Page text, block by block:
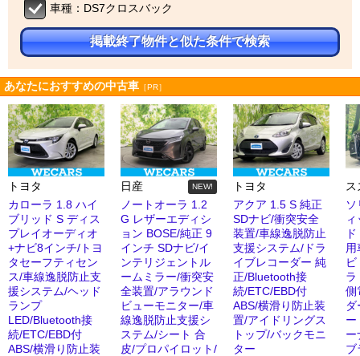
車種：DS7クロスバック
掲載終了物件と似た条件で検索
あなたにおすすめの中古車 ［PR］
トヨタ
カローラ 1.8 ハイ
ブリッド S ディス
プレイオーディオ
+ナビ8インチ/トヨ
タセーフティセン
ス/車線逸脱防止支
援システム/ヘッド
ランプ
LED/Bluetooth接
続/ETC/EBD付
ABS/横滑り防止装
日産 NEW!
ノートオーラ 1.2
G レザーエディシ
ョン BOSE/純正 9
インチ SDナビ/イ
ンテリジェントル
ームミラー/衝突安
全装置/アラウンド
ビューモニター/車
線逸脱防止支援シ
ステム/シート 合
皮/プロパイロット/
トヨタ
アクア 1.5 S 純正
SDナビ/衝突安全
装置/車線逸脱防止
支援システム/ドラ
イブレコーダー 純
正/Bluetooth接
続/ETC/EBD付
ABS/横滑り防止装
置/アイドリングス
トップ/バックモニ
ター
ス
側
ブ